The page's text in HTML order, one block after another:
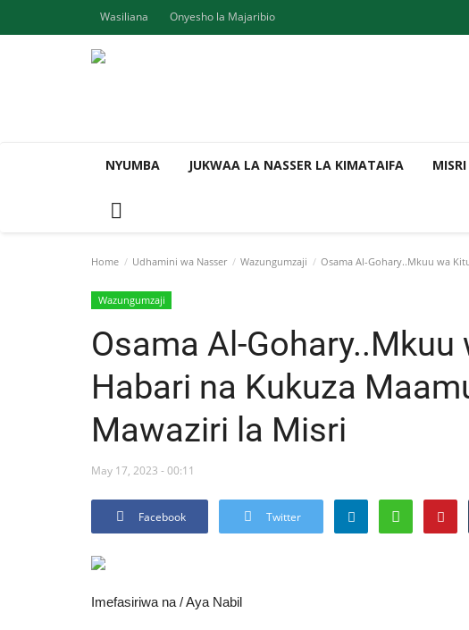
Wasiliana Onyesho la Majaribio
NYUMBA JUKWAA LA NASSER LA KIMATAIFA MISRI
Home Udhamini wa Nasser Wazungumzaji Osama Al-Gohary..Mkuu wa
Wazungumzaji
Osama Al-Gohary..Mkuu
Habari na Kukuza
Mawaziri la Misri
May 17, 2023 - 00:11
Facebook Twitter
Imefasiriwa na / Aya Nabil